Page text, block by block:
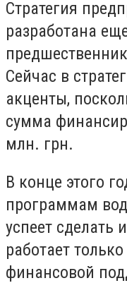
Стратегия
разработана
Сейчас в
акценты,
сумма
млн. грн.
В конце этого
программам
успеет сделать
работает
финансовой